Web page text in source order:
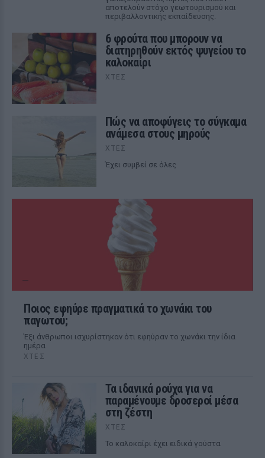
αποτελούν στόχο γεωτουρισμού και
περιβαλλοντικής εκπαίδευσης.
6 φρούτα που μπορουν να
διατηρηθούν εκτός ψυγείου το
καλοκαίρι
ΧΤΕΣ
Πώς να αποφύγεις το σύγκαμα
ανάμεσα στους μηρούς
ΧΤΕΣ
Έχει συμβεί σε όλες
Ποιος εφηύρε πραγματικά το χωνάκι του
παγωτού;
Έξι άνθρωποι ισχυρίστηκαν ότι εφηύραν το χωνάκι την ίδια
ημέρα
ΧΤΕΣ
Τα ιδανικά ρούχα για να
παραμένουμε δροσεροί μέσα
στη ζέστη
ΧΤΕΣ
To καλοκαίρι έχει ειδικά γούστα